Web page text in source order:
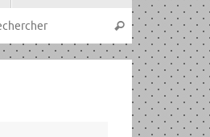
Recherche
Rechercher